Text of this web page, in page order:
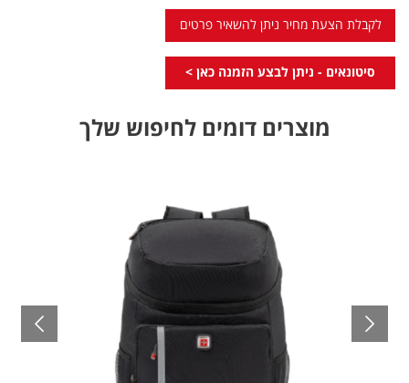
לקבלת הצעת מחיר ניתן להשאיר פרטים
סיטונאים - ניתן לבצע הזמנה כאן >
מוצרים דומים לחיפוש שלך